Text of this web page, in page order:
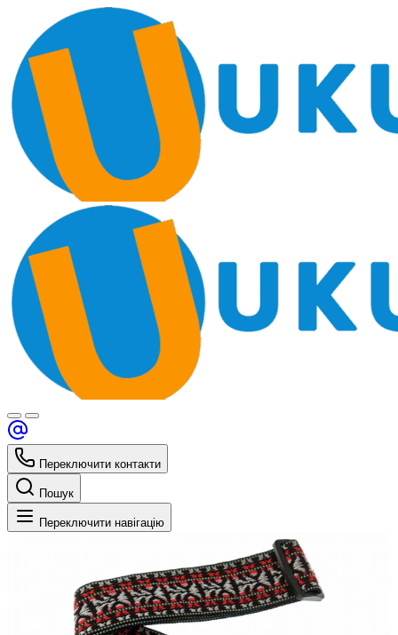
Переключити контакти
Пошук
Переключити навігацію